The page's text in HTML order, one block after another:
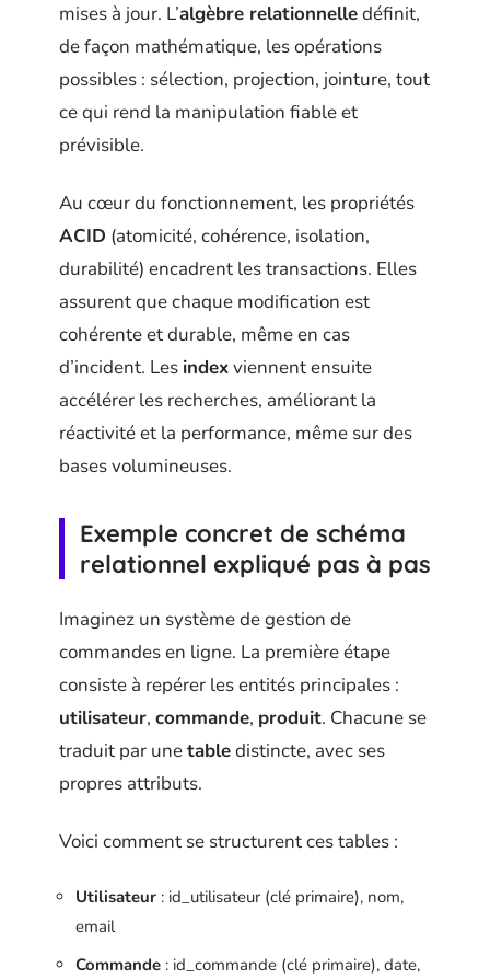
mises à jour. L’algèbre relationnelledéfinit,
de façon mathématique, les opérations
possibles : sélection, projection, jointure, tout
ce qui rend la manipulation fiable et
prévisible.
Au cœur du fonctionnement, les propriétés
ACID (atomicité, cohérence, isolation,
durabilité) encadrent les transactions. Elles
assurent que chaque modification est
cohérente et durable, même en cas
d’incident. Les indexviennent ensuite
accélérer les recherches, améliorant la
réactivité et la performance, même sur des
bases volumineuses.
Exemple concret de schéma
relationnel expliqué pas à pas
Imaginez un système de gestion de
commandes en ligne. La première étape
consiste à repérer les entités principales :
utilisateur, commande, produit. Chacune se
traduit par unetabledistincte, avec ses
propres attributs.
Voici comment se structurent ces tables :
Utilisateur : id_utilisateur (clé primaire), nom,
email
Commande : id_commande (clé primaire), date,